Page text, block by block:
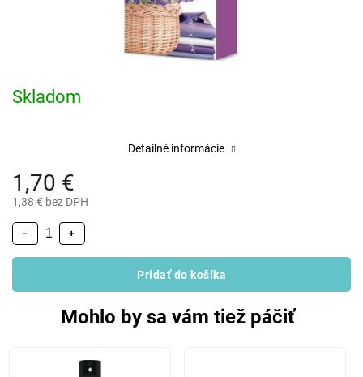
1,70 €
1,38 € bez DPH
Skladom
+
−
Pridať do košíka
Detailné informácie
Mohlo by sa vám tiež páčiť